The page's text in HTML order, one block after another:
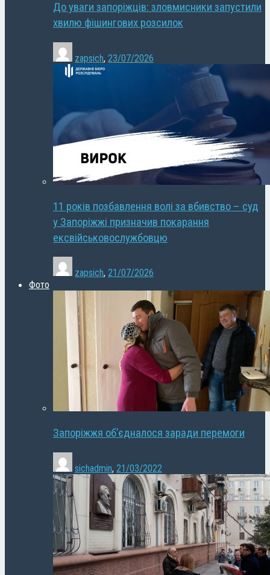
До уваги запоріжців: зловмисники запустили
хвилю фішингових розсилок
zapsich, 23/07/2026
11 років позбавлення волі за вбивство – суд
у Запоріжжі призначив покарання
ексвійськовослужбовцю
zapsich, 21/07/2026
Фото
Запоріжжя об’єдналося заради перемоги
sichadmin, 21/03/2022